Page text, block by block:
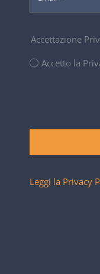
Accettazione
Accetto la
Leggi la Privacy